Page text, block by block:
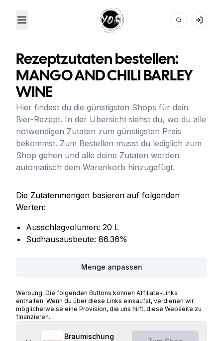
Toggle Menu Your Own Beer
Rezeptzutaten bestellen:
MANGO AND CHILI BARLEY
WINE
Hier findest du die günstigsten Shops für dein
Bier-Rezept. In der Übersicht siehst du, wo du alle
notwendigen Zutaten zum günstigsten Preis
bekommst. Zum Bestellen musst du lediglich zum
Shop gehen und alle deine Zutaten werden
automatisch dem Warenkorb hinzugefügt.
Die Zutatenmengen basieren auf folgenden
Werten:
Ausschlagvolumen: 20 L
Sudhausausbeute: 86.36%
Menge anpassen
Werbung: Die folgenden Buttons können Affiliate-Links
enthalten. Wenn du über diese Links einkaufst, verdienen wir
möglicherweise eine Provision, die uns hilft, diese Webseite zu
finanzieren.
Braumischung